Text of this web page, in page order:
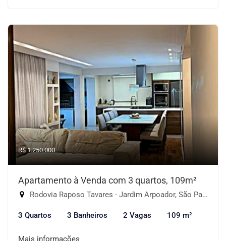
R$ 1.250.000
Apartamento à Venda com 3 quartos, 109m²
Rodovia Raposo Tavares - Jardim Arpoador, São Paulo-SP
3 Quartos 3 Banheiros 2 Vagas 109 m²
Mais informações